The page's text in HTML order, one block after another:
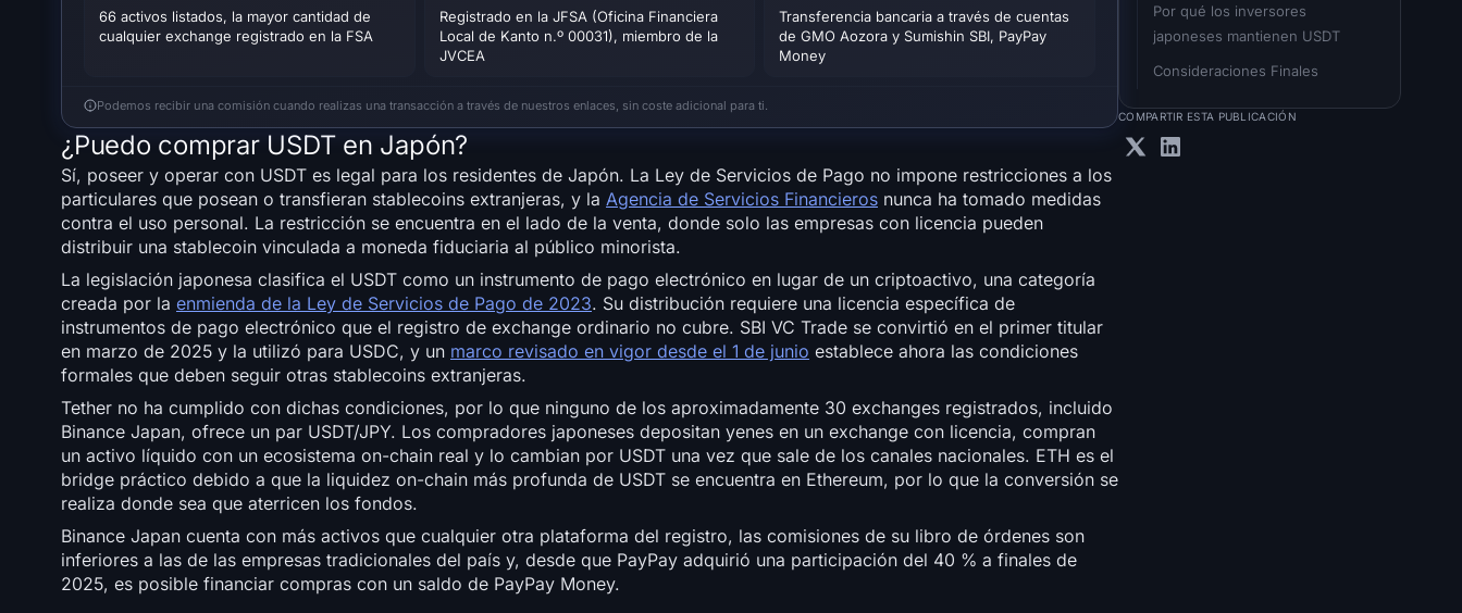
66 activos listados, la mayor cantidad de
cualquier exchange registrado en la FSA
Registrado en la JFSA (Oficina Financiera
Local de Kanto n.º 00031), miembro de la
JVCEA
Transferencia bancaria a través de cuentas
de GMO Aozora y Sumishin SBI, PayPay
Money
Podemos recibir una comisión cuando realizas una transacción a través de nuestros enlaces, sin coste adicional para ti.
¿Puedo comprar USDT en Japón?
Sí, poseer y operar con USDT es legal para los residentes de Japón. La Ley de Servicios de Pago no impone restricciones a los
particulares que posean o transfieran stablecoins extranjeras, y la Agencia de Servicios Financieros nunca ha tomado medidas
contra el uso personal. La restricción se encuentra en el lado de la venta, donde solo las empresas con licencia pueden
distribuir una stablecoin vinculada a moneda fiduciaria al público minorista.
La legislación japonesa clasifica el USDT como un instrumento de pago electrónico en lugar de un criptoactivo, una categoría
creada por la enmienda de la Ley de Servicios de Pago de 2023. Su distribución requiere una licencia específica de
instrumentos de pago electrónico que el registro de exchange ordinario no cubre. SBI VC Trade se convirtió en el primer titular
en marzo de 2025 y la utilizó para USDC, y un marco revisado en vigor desde el 1 de junio establece ahora las condiciones
formales que deben seguir otras stablecoins extranjeras.
Tether no ha cumplido con dichas condiciones, por lo que ninguno de los aproximadamente 30 exchanges registrados, incluido
Binance Japan, ofrece un par USDT/JPY. Los compradores japoneses depositan yenes en un exchange con licencia, compran
un activo líquido con un ecosistema on-chain real y lo cambian por USDT una vez que sale de los canales nacionales. ETH es el
bridge práctico debido a que la liquidez on-chain más profunda de USDT se encuentra en Ethereum, por lo que la conversión se
realiza donde sea que aterricen los fondos.
Binance Japan cuenta con más activos que cualquier otra plataforma del registro, las comisiones de su libro de órdenes son
inferiores a las de las empresas tradicionales del país y, desde que PayPay adquirió una participación del 40 % a finales de
2025, es posible financiar compras con un saldo de PayPay Money.
Por qué los inversores
japoneses mantienen USDT
Consideraciones Finales
COMPARTIR ESTA PUBLICACIÓN